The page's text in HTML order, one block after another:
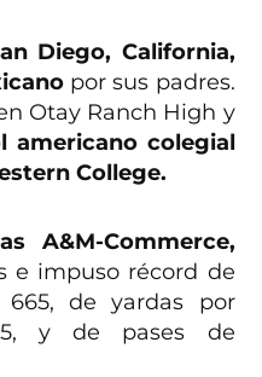
Diego, California,
por sus padres.
Otay Ranch High y
americano colegial
College.
A&M-Commerce,
e impuso récord de
665, de yardas por
y de pases de